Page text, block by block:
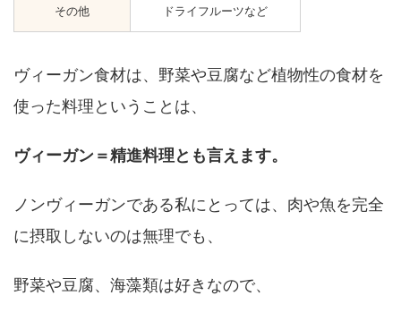
その他 ドライフルーツなど
ヴィーガン食材は、野菜や豆腐など植物性の食材を
使った料理ということは、
ヴィーガン＝精進料理とも言えます。
ノンヴィーガンである私にとっては、肉や魚を完全
に摂取しないのは無理でも、
野菜や豆腐、海藻類は好きなので、